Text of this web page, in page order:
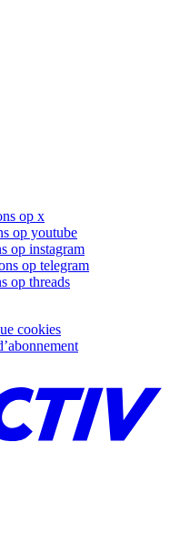
op x
op youtube
op instagram
op telegram
op threads
cookies